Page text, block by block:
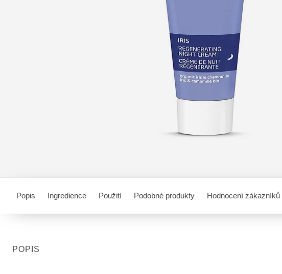
Popis Ingredience Použití Podobné produkty Hodnocení zákazníků
POPIS